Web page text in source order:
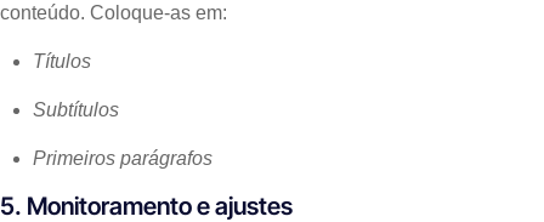
conteúdo. Coloque-as em:
Títulos
Subtítulos
Primeiros parágrafos
5. Monitoramento e ajustes